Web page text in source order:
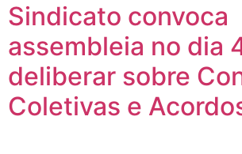
Sindicato convoca
assembleia no dia
deliberar sobre
Coletivas e